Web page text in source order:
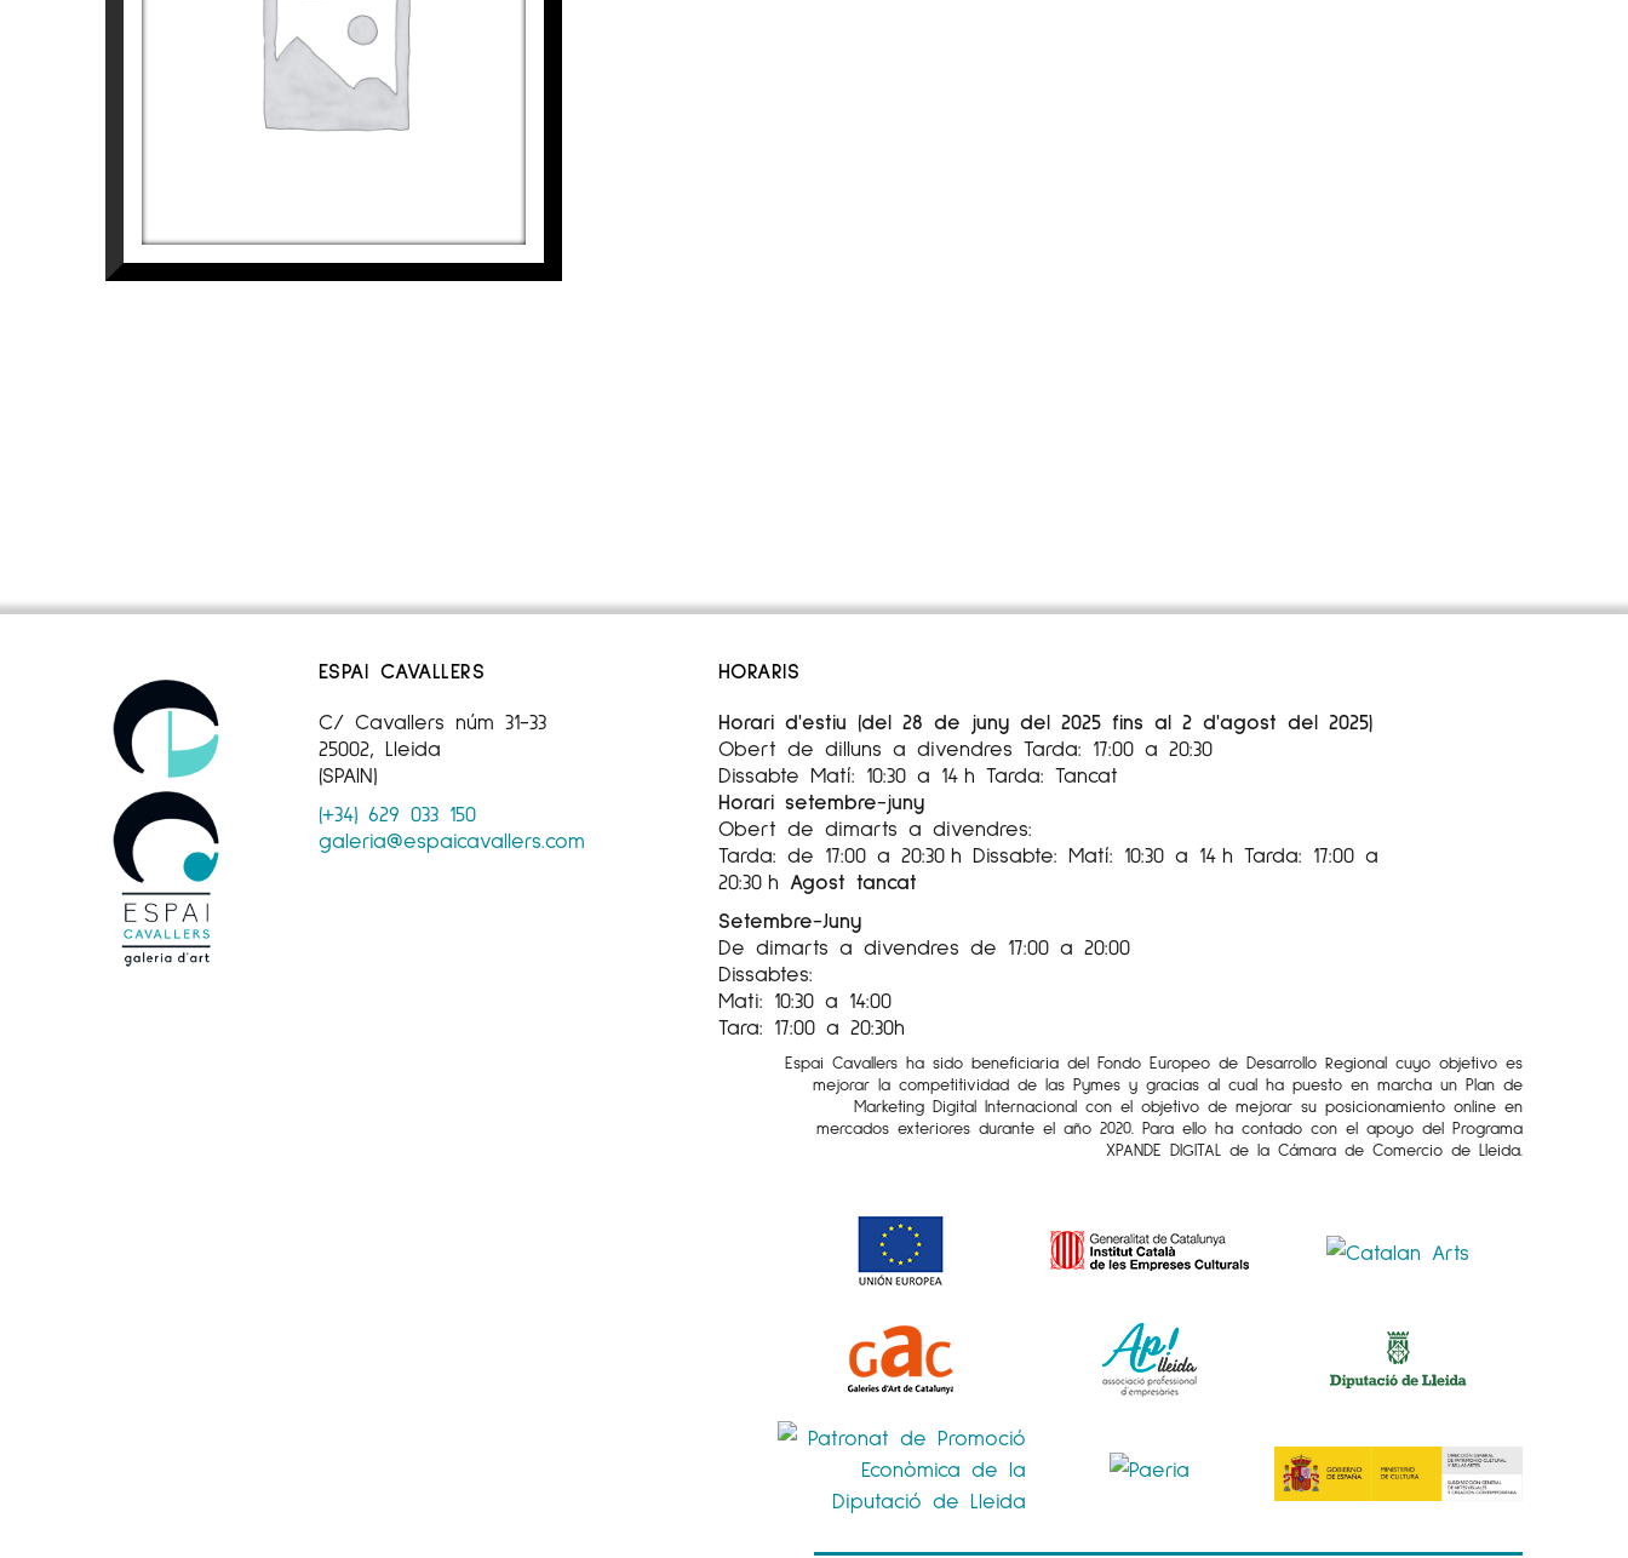
Elsa Garate
4.800
ESPAI CAVALLERS
C/ Cavallers núm 31-33
25002, Lleida
(SPAIN)
(+34) 629 033 150
galeria@espaicavallers.com
HORARIS
Horari d'estiu (del 28 de juny del 2025 fins al 2 d'agost del 2025)
Obert de dilluns a divendres Tarda: 17:00 a 20:30
Dissabte Matí: 10:30 a 14 h Tarda: Tancat
Horari setembre-juny
Obert de dimarts a divendres:
Tarda: de 17:00 a 20:30 h Dissabte: Matí: 10:30 a 14 h Tarda: 17:00 a
20:30 h Agost tancat
Setembre-Juny
De dimarts a divendres de 17:00 a 20:00
Dissabtes:
Mati: 10:30 a 14:00
Tara: 17:00 a 20:30h
Espai Cavallers ha sido beneficiaria del Fondo Europeo de Desarrollo Regional cuyo objetivo es
mejorar la competitividad de las Pymes y gracias al cual ha puesto en marcha un Plan de
Marketing Digital Internacional con el objetivo de mejorar su posicionamiento online en
mercados exteriores durante el año 2020. Para ello ha contado con el apoyo del Programa
XPANDE DIGITAL de la Cámara de Comercio de Lleida.